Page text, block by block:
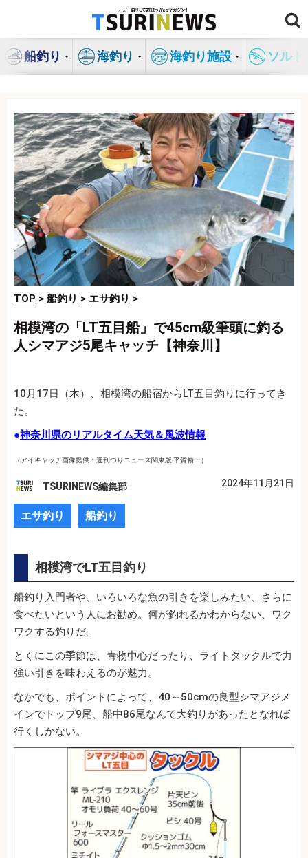
ン
船釣り 海釣り 海釣り施設 ソル
TOP > 船釣り > エサ釣り >
相模湾の「LT五目船」で45cm級筆頭に釣る
人シマアジ5尾キャッチ【神奈川】
10月17日（木）、相模湾の船宿からLT五目釣りに行ってき
た。
●神奈川県のリアルタイム天気＆風波情報
（アイキャッチ画像提供：週刊つりニュース関東版 平賀精一）
TSURINEWS編集部 2024年11月21日
エサ釣り 船釣り
相模湾でLT五目釣り
船釣り入門者や、いろいろな魚の引きを楽しみたい、さらに
食べたいという人にお勧め。何が釣れるかわからない、ワク
ワクする釣りだ。
とくにこの季節は、青物中心だったり、ライトタックルで力
強い引きを味わえるのが魅力。
なかでも、ポイントによって、40～50cmの良型シマアジメ
インでトップ9尾、船中86尾なんて大釣りがあったとなれば
行くしかない。